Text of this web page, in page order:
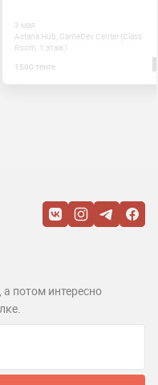
3 мая
Astana Hub, GameDev Center (Class
Room, 1 этаж)
1500 тенге
потом интересно